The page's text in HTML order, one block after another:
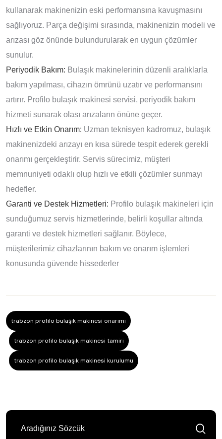
kullanarak makinenizin eski performansına kavuşmasını
sağlıyoruz. Parça değişimi sırasında, makinenizin modeli ve
arızası göz önünde bulundurularak en uygun çözümler
sunulur.
Periyodik Bakım: Bulaşık makinelerinin düzenli aralıklarla
bakım yapılması, cihazın ömrünü uzatır ve performansını
artırır. Profilo bulaşık makinesi servisi, periyodik bakım
hizmeti sunarak olası arızaların önüne geçer.
Hızlı ve Etkin Onarım: Uzman teknisyen kadromuz, bulaşık
makinenizdeki arızayı en kısa sürede tespit ederek gerekli
onarımı gerçekleştirir. Servis sürecimiz, müşteri
memnuniyeti odaklı olup hızlı ve etkili çözümler sunmayı
hedefler.
Garanti ve Destek Hizmetleri: Profilo bulaşık makineleri için
sunduğumuz servis hizmetlerinde, belirli koşullar altında
garanti ve destek hizmetleri sağlanır. Böylece,
müşterilerimiz cihazlarının bakım ve onarım işlemleri
konusunda güvende hissederler
trabzon profilo bulaşık makinesi onarımı
trabzon profilo bulaşık makinesi tamiri
trabzon profilo bulaşık makinesi kurulumu